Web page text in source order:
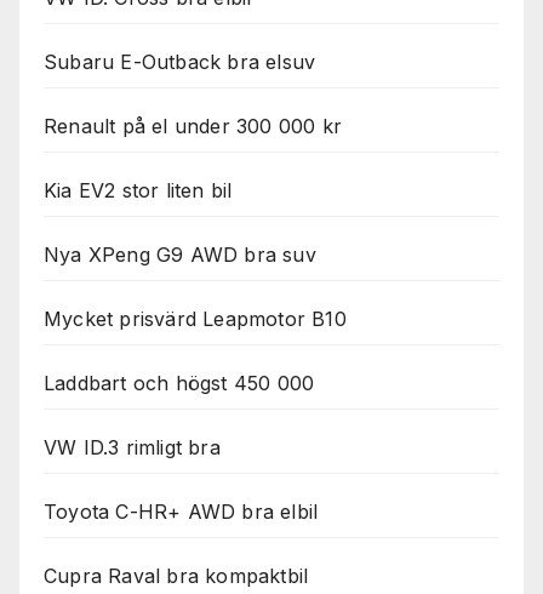
Subaru E-Outback bra elsuv
Renault på el under 300 000 kr
Kia EV2 stor liten bil
Nya XPeng G9 AWD bra suv
Mycket prisvärd Leapmotor B10
Laddbart och högst 450 000
VW ID.3 rimligt bra
Toyota C-HR+ AWD bra elbil
Cupra Raval bra kompaktbil